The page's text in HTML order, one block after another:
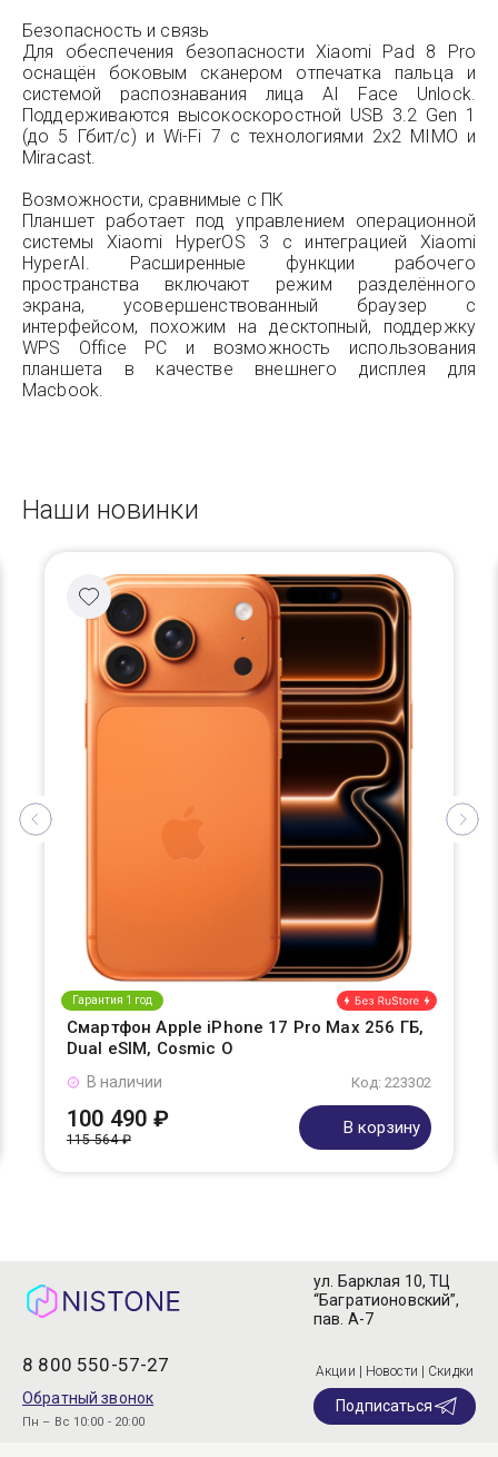
Безопасность и связь
Для обеспечения безопасности Xiaomi Pad 8 Pro
оснащён боковым сканером отпечатка пальца и
системой распознавания лица AI Face Unlock.
Поддерживаются высокоскоростной USB 3.2 Gen 1
(до 5 Гбит/с) и Wi-Fi 7 с технологиями 2x2 MIMO и
Miracast.
Возможности, сравнимые с ПК
Планшет работает под управлением операционной
системы Xiaomi HyperOS 3 с интеграцией Xiaomi
HyperAI. Расширенные функции рабочего
пространства включают режим разделённого
экрана, усовершенствованный браузер с
интерфейсом, похожим на десктопный, поддержку
WPS Office PC и возможность использования
планшета в качестве внешнего дисплея для
Macbook.
Наши новинки
Гарантия 1 год
Смартфон Apple iPhone 17 Pro Max 256 ГБ,
Dual eSIM, Cosmic O
Код: 223302
В наличии
100 490 ₽
115 564 ₽
В корзину
8 800 550-57-27
Обратный звонок
Пн – Вс 10:00 - 20:00
ул. Барклая 10, ТЦ
“Багратионовский”,
пав. А-7
Акции | Новости | Скидки
Подписаться